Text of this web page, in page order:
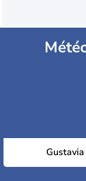
Gustavia